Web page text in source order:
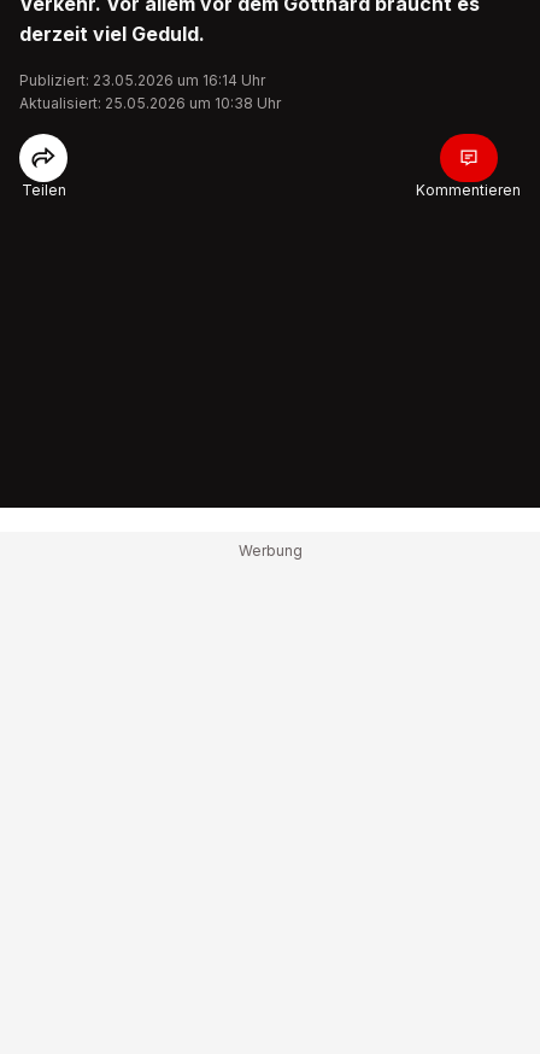
derzeit viel Geduld.
Publiziert: 23.05.2026 um 16:14 Uhr
Aktualisiert: 25.05.2026 um 10:38 Uhr
Teilen Kommentieren